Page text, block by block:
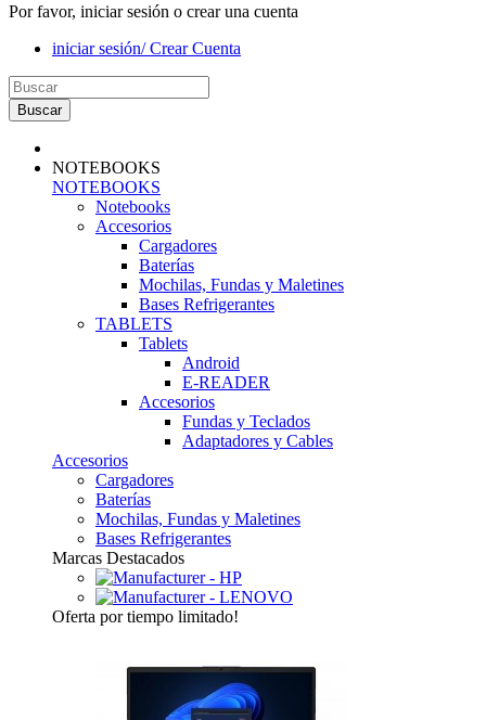
Por favor, iniciar sesión o crear una cuenta
iniciar sesión/ Crear Cuenta
Buscar
NOTEBOOKS
NOTEBOOKS
Notebooks
Accesorios
Cargadores
Baterías
Mochilas, Fundas y Maletines
Bases Refrigerantes
TABLETS
Tablets
Android
E-READER
Accesorios
Fundas y Teclados
Adaptadores y Cables
Accesorios
Cargadores
Baterías
Mochilas, Fundas y Maletines
Bases Refrigerantes
Marcas Destacados
Oferta por tiempo limitado!